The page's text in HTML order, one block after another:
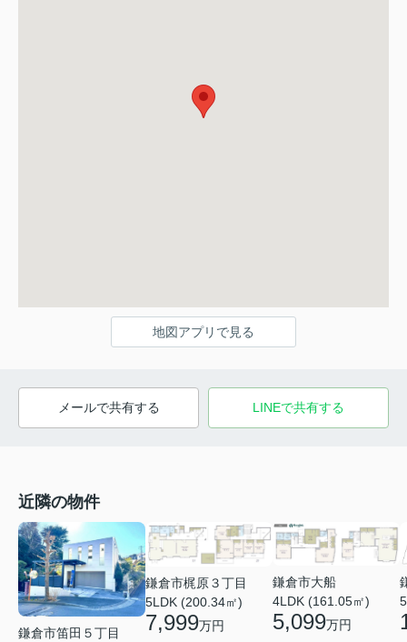
地図アプリで見る
メールで共有する LINEで共有する
近隣の物件
鎌倉市笛田５丁目
鎌倉市梶原３丁目
5LDK (200.34㎡)
7,999万円
鎌倉市大船
4LDK (161.05㎡)
5,099万円